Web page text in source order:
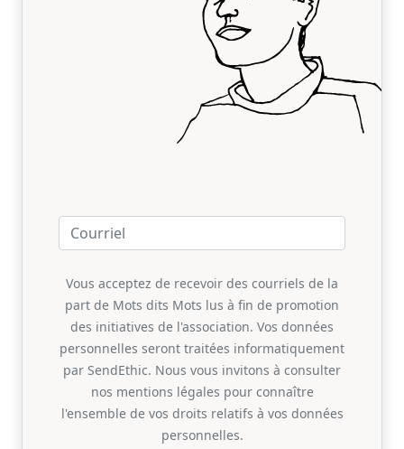
Vous acceptez de recevoir des courriels de la
part de Mots dits Mots lus à fin de promotion
des initiatives de l'association. Vos données
personnelles seront traitées informatiquement
par SendEthic. Nous vous invitons à consulter
nos mentions légales pour connaître
l'ensemble de vos droits relatifs à vos données
personnelles.